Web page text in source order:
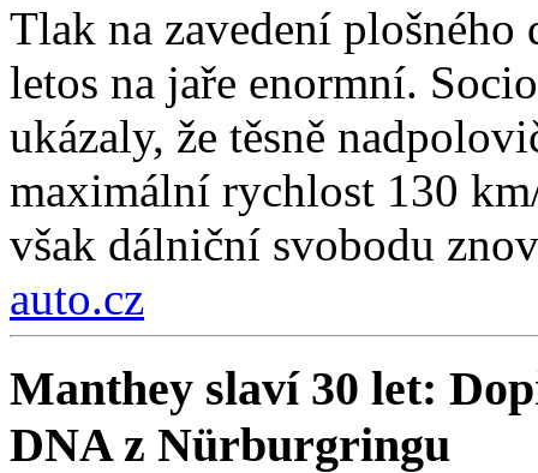
Tlak na zavedení
letos na jaře enormní.
ukázaly, že těsně
maximální rychlost 130
však dálniční svobodu
auto.cz
Manthey slaví 30 let:
DNA z Nürburgringu